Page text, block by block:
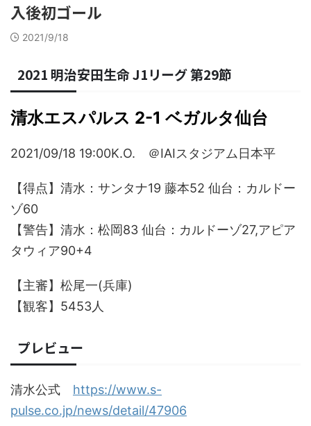
入後初ゴール
2021/9/18
2021 明治安田生命 J1リーグ 第29節
清水エスパルス 2-1 ベガルタ仙台
2021/09/18 19:00K.O. ＠IAIスタジアム日本平
【得点】清水：サンタナ19 藤本52 仙台：カルドー
ゾ60
【警告】清水：松岡83 仙台：カルドーゾ27,アピア
タウィア90+4
【主審】松尾一(兵庫)
【観客】5453人
プレビュー
清水公式 https://www.s-
pulse.co.jp/news/detail/47906